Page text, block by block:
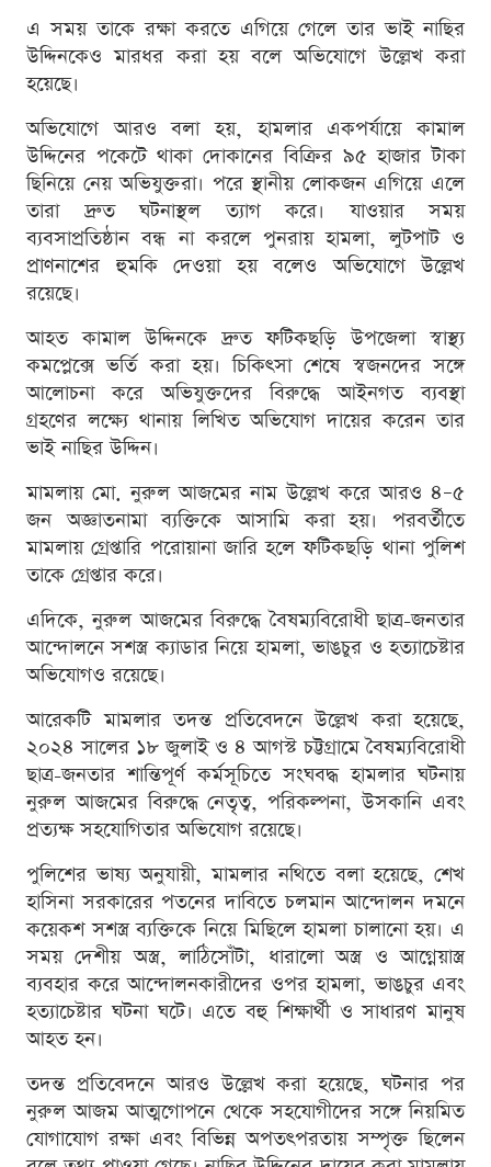
এ সময় তাকে রক্ষা করতে এগিয়ে গেলে তার ভাই নাছির
উদ্দিনকেও মারধর করা হয় বলে অভিযোগে উল্লেখ করা
হয়েছে।
অভিযোগে আরও বলা হয়, হামলার একপর্যায়ে কামাল
উদ্দিনের পকেটে থাকা দোকানের বিক্রির ৯৫ হাজার টাকা
ছিনিয়ে নেয় অভিযুক্তরা। পরে স্থানীয় লোকজন এগিয়ে এলে
তারা দ্রুত ঘটনাস্থল ত্যাগ করে। যাওয়ার সময়
ব্যবসাপ্রতিষ্ঠান বন্ধ না করলে পুনরায় হামলা, লুটপাট ও
প্রাণনাশের হুমকি দেওয়া হয় বলেও অভিযোগে উল্লেখ
রয়েছে।
আহত কামাল উদ্দিনকে দ্রুত ফটিকছড়ি উপজেলা স্বাস্থ্য
কমপ্লেক্সে ভর্তি করা হয়। চিকিৎসা শেষে স্বজনদের সঙ্গে
আলোচনা করে অভিযুক্তদের বিরুদ্ধে আইনগত ব্যবস্থা
গ্রহণের লক্ষ্যে থানায় লিখিত অভিযোগ দায়ের করেন তার
ভাই নাছির উদ্দিন।
মামলায় মো. নুরুল আজমের নাম উল্লেখ করে আরও ৪–৫
জন অজ্ঞাতনামা ব্যক্তিকে আসামি করা হয়। পরবর্তীতে
মামলায় গ্রেপ্তারি পরোয়ানা জারি হলে ফটিকছড়ি থানা পুলিশ
তাকে গ্রেপ্তার করে।
এদিকে, নুরুল আজমের বিরুদ্ধে বৈষম্যবিরোধী ছাত্র-জনতার
আন্দোলনে সশস্ত্র ক্যাডার নিয়ে হামলা, ভাঙচুর ও হত্যাচেষ্টার
অভিযোগও রয়েছে।
আরেকটি মামলার তদন্ত প্রতিবেদনে উল্লেখ করা হয়েছে,
২০২৪ সালের ১৮ জুলাই ও ৪ আগস্ট চট্টগ্রামে বৈষম্যবিরোধী
ছাত্র-জনতার শান্তিপূর্ণ কর্মসূচিতে সংঘবদ্ধ হামলার ঘটনায়
নুরুল আজমের বিরুদ্ধে নেতৃত্ব, পরিকল্পনা, উসকানি এবং
প্রত্যক্ষ সহযোগিতার অভিযোগ রয়েছে।
পুলিশের ভাষ্য অনুযায়ী, মামলার নথিতে বলা হয়েছে, শেখ
হাসিনা সরকারের পতনের দাবিতে চলমান আন্দোলন দমনে
কয়েকশ সশস্ত্র ব্যক্তিকে নিয়ে মিছিলে হামলা চালানো হয়। এ
সময় দেশীয় অস্ত্র, লাঠিসোঁটা, ধারালো অস্ত্র ও আগ্নেয়াস্ত্র
ব্যবহার করে আন্দোলনকারীদের ওপর হামলা, ভাঙচুর এবং
হত্যাচেষ্টার ঘটনা ঘটে। এতে বহু শিক্ষার্থী ও সাধারণ মানুষ
আহত হন।
তদন্ত প্রতিবেদনে আরও উল্লেখ করা হয়েছে, ঘটনার পর
নুরুল আজম আত্মগোপনে থেকে সহযোগীদের সঙ্গে নিয়মিত
যোগাযোগ রক্ষা এবং বিভিন্ন অপতৎপরতায় সম্পৃক্ত ছিলেন